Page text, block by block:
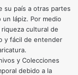
su país a otras partes
lápiz. Por medio
cultural de
y fácil de entender
y Colecciones
debido a la